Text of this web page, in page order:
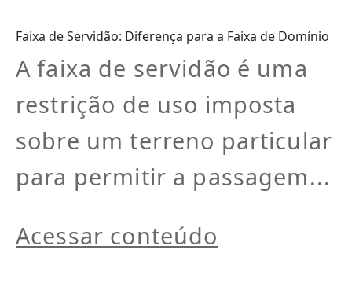
Faixa de Servidão: Diferença para a Faixa de Domínio
A faixa de servidão é uma
restrição de uso imposta
sobre um terreno particular
para permitir a passagem...
Acessar conteúdo